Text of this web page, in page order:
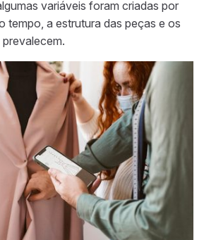
variáveis foram criadas por
tempo, a estrutura das peças e os